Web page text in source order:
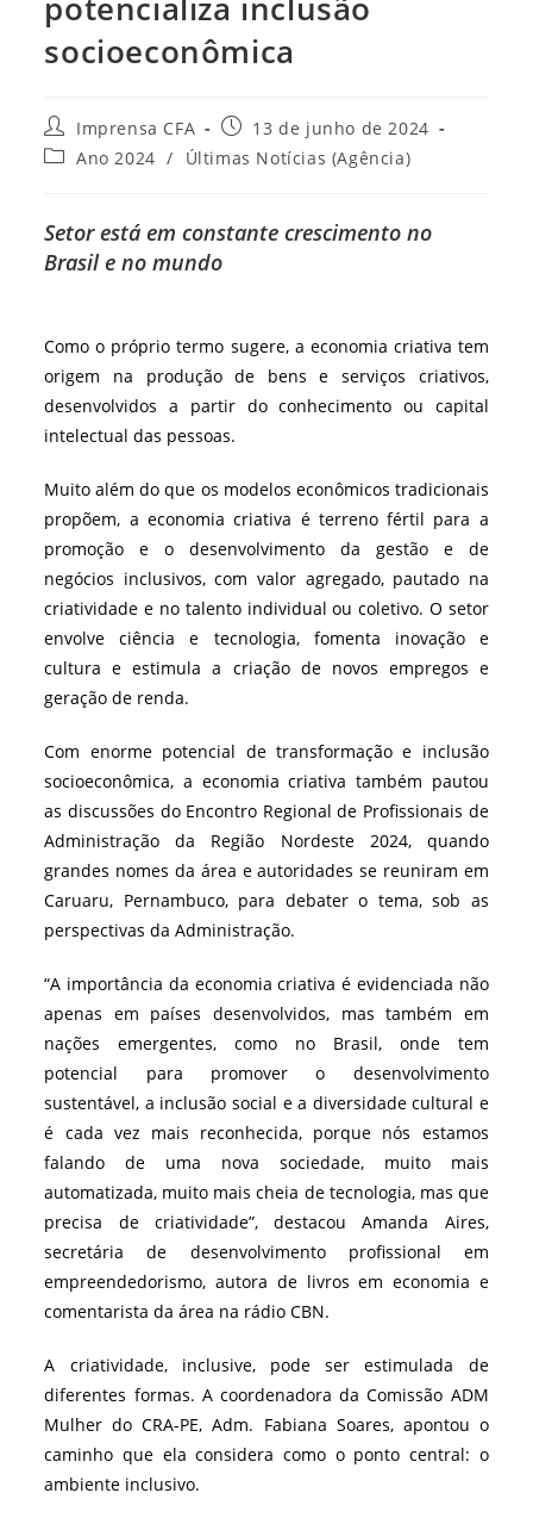
socioeconômica
Autor
do
post:
Imprensa CFA
Post
publicado:
13 de junho de 2024
Categoria
Ano 2024 / Últimas Notícias (Agência)
Setor está em constante crescimento no
Brasil e no mundo
Como o próprio termo sugere, a economia criativa tem
origem na produção de bens e serviços criativos,
desenvolvidos a partir do conhecimento ou capital
intelectual das pessoas.
Muito além do que os modelos econômicos tradicionais
propõem, a economia criativa é terreno fértil para a
promoção e o desenvolvimento da gestão e de
negócios inclusivos, com valor agregado, pautado na
criatividade e no talento individual ou coletivo. O setor
envolve ciência e tecnologia, fomenta inovação e
cultura e estimula a criação de novos empregos e
geração de renda.
Com enorme potencial de transformação e inclusão
socioeconômica, a economia criativa também pautou
as discussões do Encontro Regional de Profissionais de
Administração da Região Nordeste 2024, quando
grandes nomes da área e autoridades se reuniram em
Caruaru, Pernambuco, para debater o tema, sob as
perspectivas da Administração.
“A importância da economia criativa é evidenciada não
apenas em países desenvolvidos, mas também em
nações emergentes, como no Brasil, onde tem
potencial para promover o desenvolvimento
sustentável, a inclusão social e a diversidade cultural e
é cada vez mais reconhecida, porque nós estamos
falando de uma nova sociedade, muito mais
automatizada, muito mais cheia de tecnologia, mas que
precisa de criatividade”, destacou Amanda Aires,
secretária de desenvolvimento profissional em
empreendedorismo, autora de livros em economia e
comentarista da área na rádio CBN.
A criatividade, inclusive, pode ser estimulada de
diferentes formas. A coordenadora da Comissão ADM
Mulher do CRA-PE, Adm. Fabiana Soares, apontou o
caminho que ela considera como o ponto central: o
ambiente inclusivo.